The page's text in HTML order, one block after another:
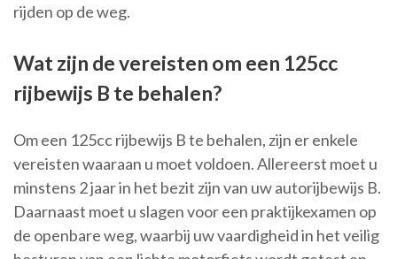
rijden op de weg.
Wat zijn de vereisten om een 125cc
rijbewijs B te behalen?
Om een 125cc rijbewijs B te behalen, zijn er enkele
vereisten waaraan u moet voldoen. Allereerst moet u
minstens 2 jaar in het bezit zijn van uw autorijbewijs B.
Daarnaast moet u slagen voor een praktijkexamen op
de openbare weg, waarbij uw vaardigheid in het veilig